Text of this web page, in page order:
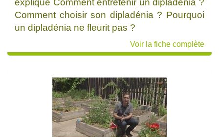
explique Comment entretenir un dipladénia ?
Comment choisir son dipladénia ? Pourquoi
un dipladénia ne fleurit pas ?
Voir la fiche complète